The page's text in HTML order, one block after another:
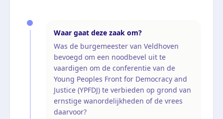
Waar gaat deze zaak om?
Was de burgemeester van Veldhoven
bevoegd om een noodbevel uit te
vaardigen om de conferentie van de
Young Peoples Front for Democracy and
Justice (YPFDJ) te verbieden op grond van
ernstige wanordelijkheden of de vrees
daarvoor?